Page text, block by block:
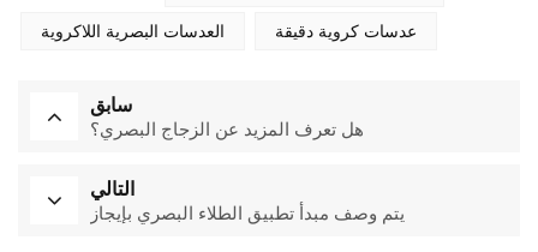
العدسات البصرية اللاكروية
عدسات كروية دقيقة
سابق
هل تعرف المزيد عن الزجاج البصري؟
التالي
يتم وصف مبدأ تطبيق الطلاء البصري بإيجاز